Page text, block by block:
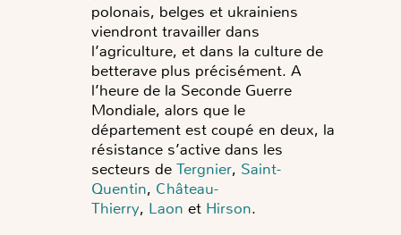
polonais, belges et ukrainiens
viendront travailler dans
l’agriculture, et dans la culture de
betterave plus précisément. A
l’heure de la Seconde Guerre
Mondiale, alors que le
département est coupé en deux, la
résistance s’active dans les
secteurs deTergnier, Saint-
Quentin, Château-
Thierry, Laon et Hirson.